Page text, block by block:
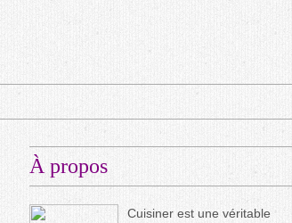
À propos
Cuisiner est une véritable